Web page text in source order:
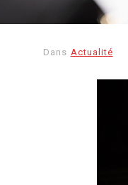
Dans Actualité